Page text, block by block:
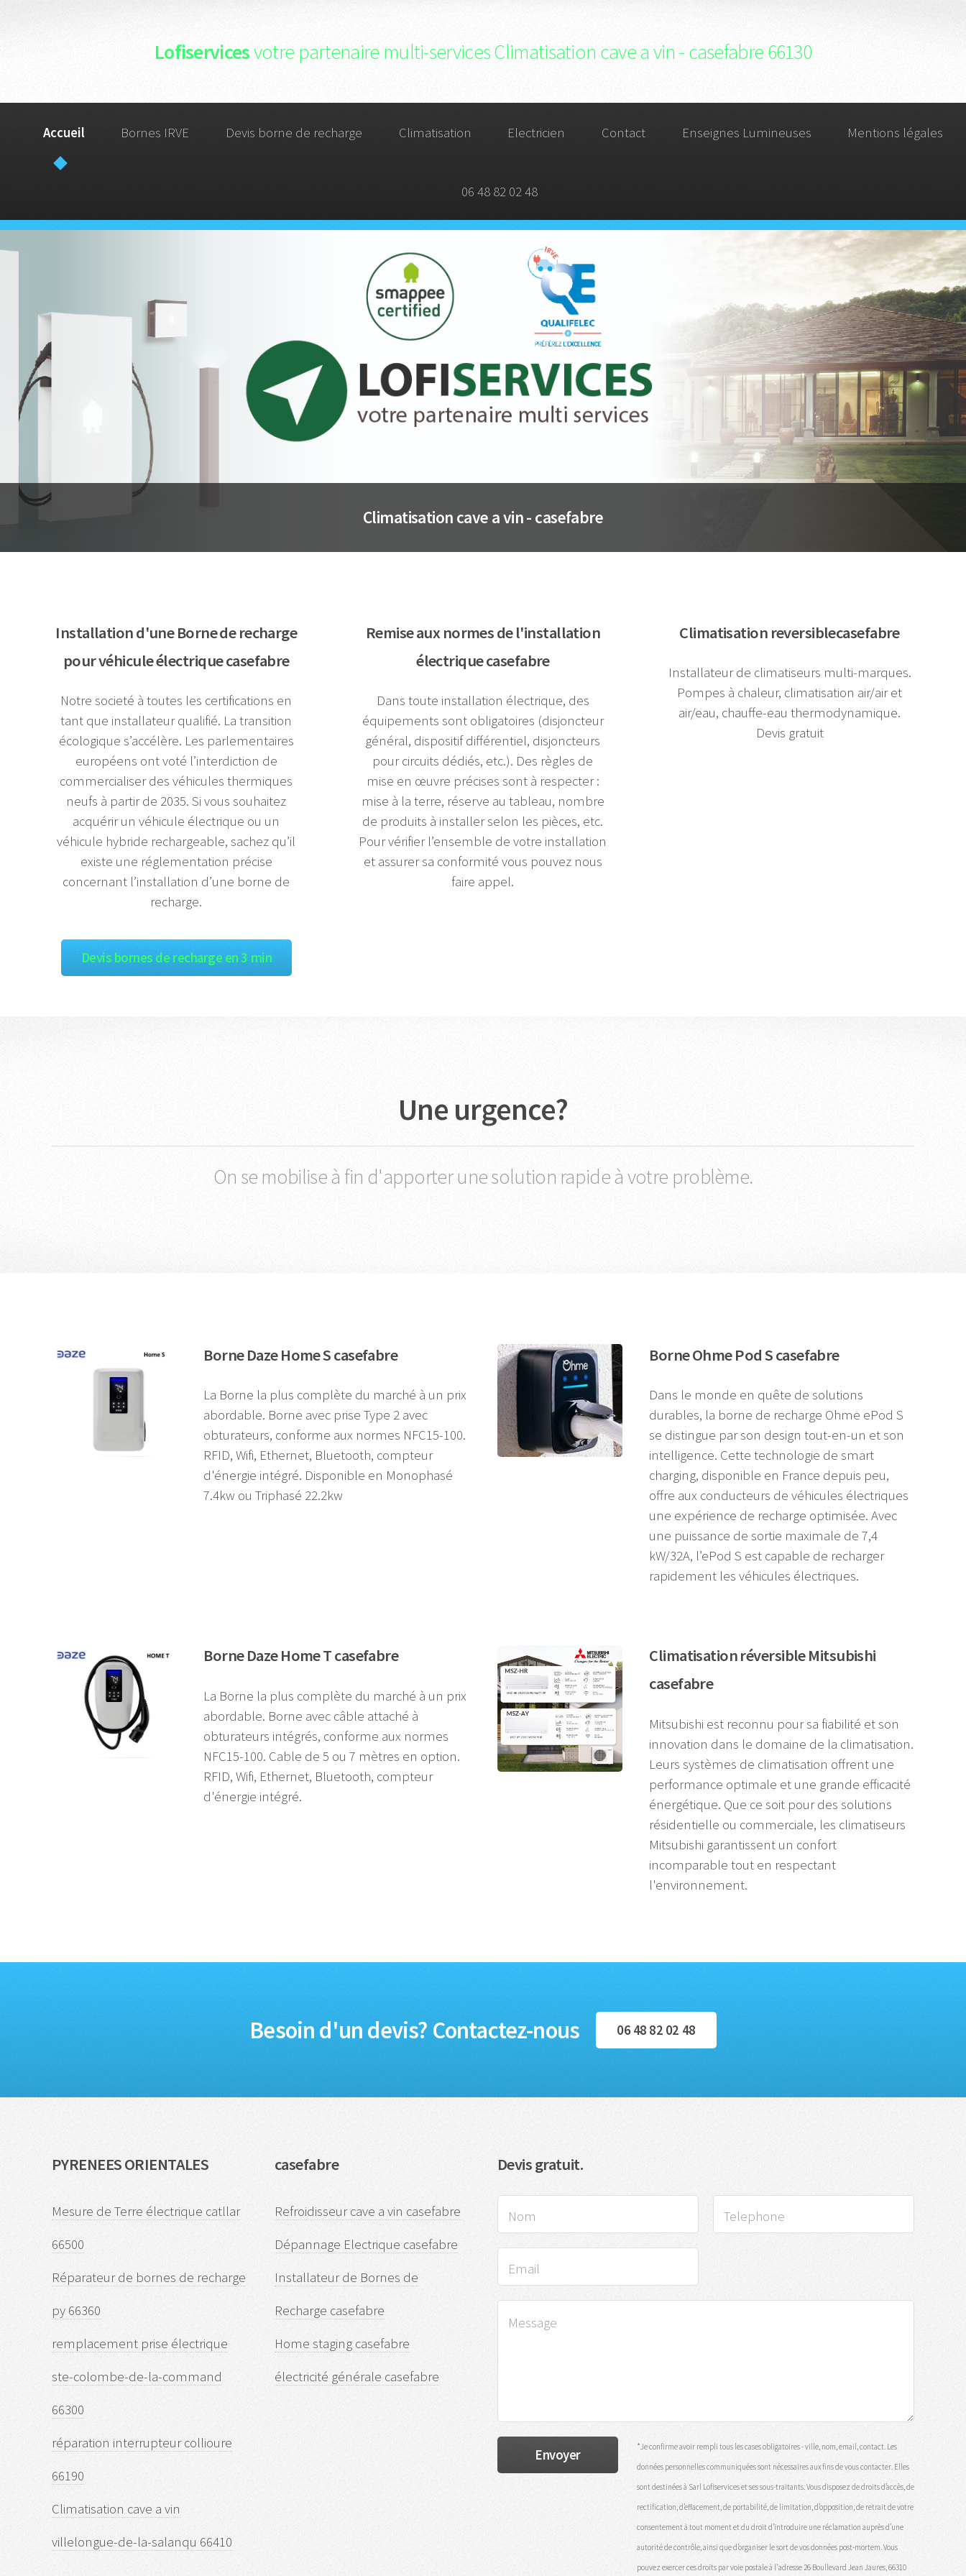
Lofiservicesvotre partenaire multi-services Climatisation cave a vin - casefabre 66130
Accueil Bornes IRVE Devis borne de recharge Climatisation Electricien Contact Enseignes Lumineuses Mentions légales
06 48 82 02 48
Climatisation cave a vin - casefabre
Installation d'une Borne de recharge
pour véhicule électrique casefabre
Notre societé à toutes les certifications en
tant que installateur qualifié. La transition
écologique s’accélère. Les parlementaires
européens ont voté l’interdiction de
commercialiser des véhicules thermiques
neufs à partir de 2035. Si vous souhaitez
acquérir un véhicule électrique ou un
véhicule hybride rechargeable, sachez qu’il
existe une réglementation précise
concernant l’installation d’une borne de
recharge.
Devis bornes de recharge en 3 min
Remise aux normes de l'installation
électrique casefabre
Dans toute installation électrique, des
équipements sont obligatoires (disjoncteur
général, dispositif différentiel, disjoncteurs
pour circuits dédiés, etc.). Des règles de
mise en œuvre précises sont à respecter :
mise à la terre, réserve au tableau, nombre
de produits à installer selon les pièces, etc.
Pour vérifier l’ensemble de votre installation
et assurer sa conformité vous pouvez nous
faire appel.
Climatisation reversiblecasefabre
Installateur de climatiseurs multi-marques.
Pompes à chaleur, climatisation air/air et
air/eau, chauffe-eau thermodynamique.
Devis gratuit
Une urgence?
On se mobilise à fin d'apporter une solution rapide à votre problème.
Borne Daze Home S casefabre
La Borne la plus complète du marché à un prix
abordable. Borne avec prise Type 2 avec
obturateurs, conforme aux normes NFC15-100.
RFID, Wifi, Ethernet, Bluetooth, compteur
d'énergie intégré. Disponible en Monophasé
7.4kw ou Triphasé 22.2kw
Borne Ohme Pod S casefabre
Dans le monde en quête de solutions
durables, la borne de recharge Ohme ePod S
se distingue par son design tout-en-un et son
intelligence. Cette technologie de smart
charging, disponible en France depuis peu,
offre aux conducteurs de véhicules électriques
une expérience de recharge optimisée. Avec
une puissance de sortie maximale de 7,4
kW/32A, l’ePod S est capable de recharger
rapidement les véhicules électriques.
Borne Daze Home T casefabre
La Borne la plus complète du marché à un prix
abordable. Borne avec câble attaché à
obturateurs intégrés, conforme aux normes
NFC15-100. Cable de 5 ou 7 mètres en option.
RFID, Wifi, Ethernet, Bluetooth, compteur
d'énergie intégré.
Climatisation réversible Mitsubishi
casefabre
Mitsubishi est reconnu pour sa fiabilité et son
innovation dans le domaine de la climatisation.
Leurs systèmes de climatisation offrent une
performance optimale et une grande efficacité
énergétique. Que ce soit pour des solutions
résidentielle ou commerciale, les climatiseurs
Mitsubishi garantissent un confort
incomparable tout en respectant
l'environnement.
Besoin d'un devis? Contactez-nous 06 48 82 02 48
PYRENEES ORIENTALES
Mesure de Terre électrique catllar
66500
Réparateur de bornes de recharge
py 66360
remplacement prise électrique
ste-colombe-de-la-command
66300
réparation interrupteur collioure
66190
Climatisation cave a vin
villelongue-de-la-salanqu 66410
casefabre
Refroidisseur cave a vin casefabre
Dépannage Electrique casefabre
Installateur de Bornes de
Recharge casefabre
Home staging casefabre
électricité générale casefabre
Devis gratuit.
*Je confirme avoir rempli tous les cases obligatoires - ville, nom, email, contact. Les
données personnelles communiquées sont nécessaires aux fins de vous contacter. Elles
sont destinées à Sarl Lofiservices et ses sous-traitants. Vous disposez de droits d’accès, de
rectification, d’effacement, de portabilité, de limitation, d’opposition, de retrait de votre
consentement à tout moment et du droit d’introduire une réclamation auprès d’une
autorité de contrôle, ainsi que d’organiser le sort de vos données post-mortem. Vous
pouvez exercer ces droits par voie postale à l'adresse 26 Boullevard Jean Jaures, 66310